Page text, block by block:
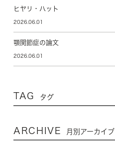
ヒヤリ・ハット
2026.06.01
顎関節症の論文
2026.06.01
TAG タグ
ARCHIVE 月別アーカイブ